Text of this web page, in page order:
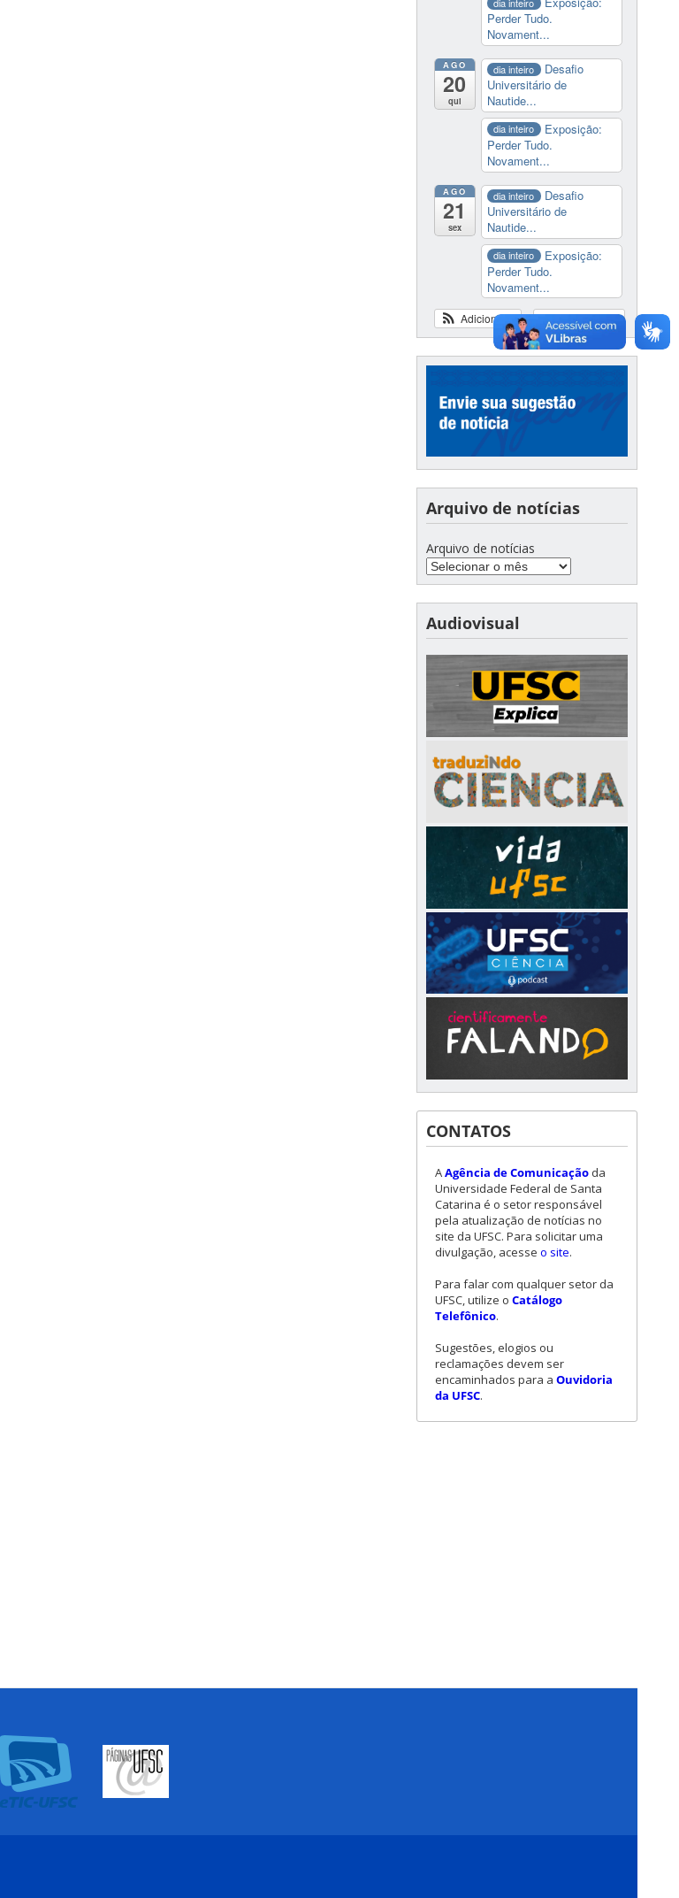
Perder Tudo.
Novament...
AGO
20
qui
dia inteiro
Desafio
Universitário de
Nautide...
dia inteiro
Exposição:
Perder Tudo.
Novament...
AGO
21
sex
dia inteiro
Desafio
Universitário de
Nautide...
dia inteiro
Exposição:
Perder Tudo.
Novament...
Ver calendário
Adicionar
Arquivo de notícias
Arquivo de notícias
Audiovisual
CONTATOS
AAgência de Comunicação da
Universidade Federal de Santa
Catarina é o setor responsável
pela atualização de notícias no
site da UFSC. Para solicitar uma
divulgação, acesse o site.
Para falar com qualquer setor da
UFSC, utilize o Catálogo
Telefônico.
Sugestões, elogios ou
reclamações devem ser
encaminhados para a Ouvidoria
da UFSC.